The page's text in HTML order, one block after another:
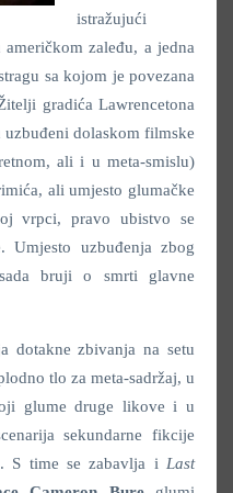
istražujući
zaleđu, a jedna
sa kojom je povezana
gradića Lawrencetona
uzbuđeni dolaskom filmske
ali i u meta-smislu)
ali umjesto glumačke
vrpci, pravo ubistvo se
Umjesto uzbuđenja zbog
bruji o smrti glavne
dotakne zbivanja na setu
tlo za meta-sadržaj, u
glume druge likove i u
sekundarne fikcije
S time se zabavlja i Last